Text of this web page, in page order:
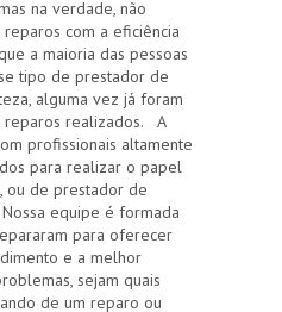
na verdade, não
com a eficiência
a maioria das pessoas
tipo de prestador de
alguma vez já foram
reparos realizados. A
profissionais altamente
para realizar o papel
ou de prestador de
equipe é formada
para oferecer
e a melhor
sejam quais
de um reparo ou